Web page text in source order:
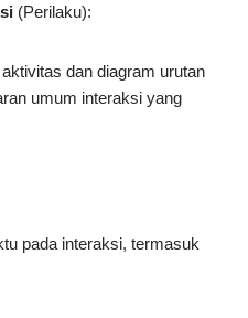
(Perilaku):
dan diagram urutan
umum interaksi yang
pada interaksi, termasuk